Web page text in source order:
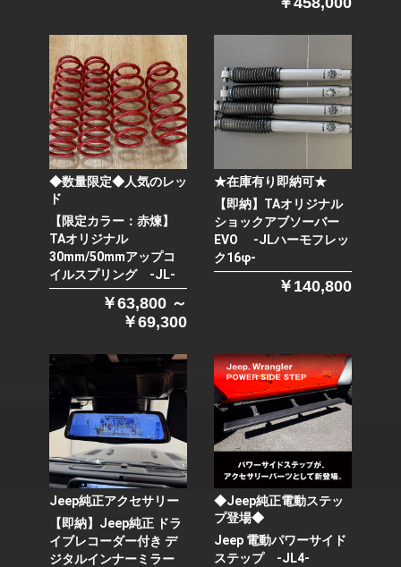
◆数量限定◆人気のレッ
ド
【限定カラー：赤煉】
TAオリジナル
30mm/50mmアップコ
イルスプリング -JL-
￥63,800 ～
￥69,300
★在庫有り即納可★
【即納】TAオリジナル
ショックアブソーバー
EVO -JLハーモフレッ
ク16φ-
￥140,800
Jeep純正アクセサリー
【即納】Jeep純正 ドラ
イブレコーダー付き デ
ジタルインナーミラー
◆Jeep純正電動ステッ
プ登場◆
Jeep 電動パワーサイド
ステップ -JL4-